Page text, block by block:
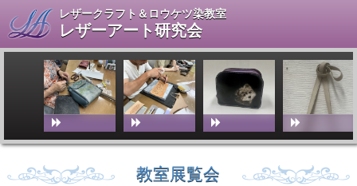
レザークラフト＆ロウケツ染教室
レザーアート研究会
教室展覧会